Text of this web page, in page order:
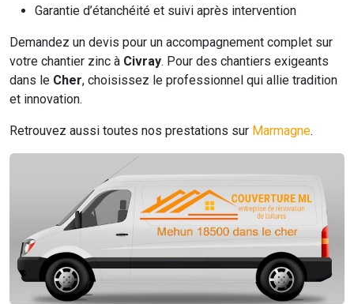
Garantie d’étanchéité et suivi après intervention
Demandez un devis pour un accompagnement complet sur
votre chantier zinc à Civray. Pour des chantiers exigeants
dans le Cher, choisissez le professionnel qui allie tradition
et innovation.
Retrouvez aussi toutes nos prestations sur Marmagne.